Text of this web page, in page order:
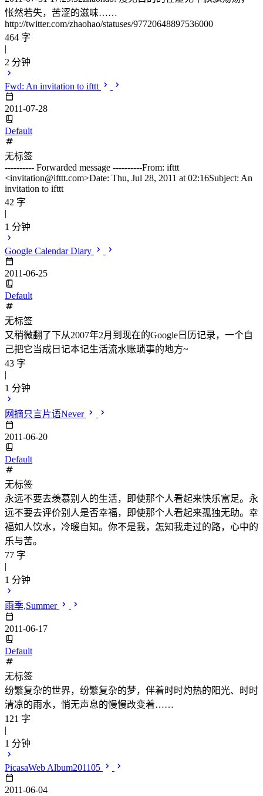
怅然若失，苦涩的滋味……
http://twitter.com/zhaohao/statuses/97720648897536000
464 字
|
2 分钟
Fwd: An invitation to ifttt
2011-07-28
Default
无标签
---------- Forwarded message ----------From: ifttt
<invitation@ifttt.com>Date: Thu, Jul 28, 2011 at 02:16Subject: An
invitation to ifttt
42 字
|
1 分钟
Google Calendar Diary
2011-06-25
Default
无标签
又稍微翻了下从2007年2月到现在的Google日历记录，一个自
己把它当成日记本记生活流水账琐事的地方~
43 字
|
1 分钟
网摘只言片语Never
2011-06-20
Default
无标签
永远不要去羡慕别人的生活，即使那个人看起来快乐富足。永
远不要去评价别人是否幸福，即使那个人看起来孤独无助。幸
福如人饮水，冷暖自知。你不是我，怎知我走过的路，心中的
乐与苦。
77 字
|
1 分钟
雨季,Summer
2011-06-17
Default
无标签
纷繁复杂的世界，纷繁复杂的梦，伴着时时灼热的阳光、时时
清凉的雨水，悄无声息的慢慢改变着……
121 字
|
1 分钟
PicasaWeb Album201105
2011-06-04